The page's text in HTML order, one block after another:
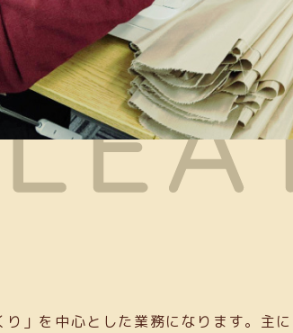
」を中心とした業務になります。主